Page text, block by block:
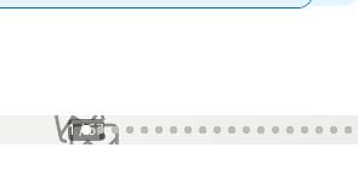
1 / 57